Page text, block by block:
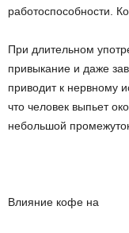
работоспособности.
При длительном
привыкание и даже
приводит к нервному
что человек выпьет
небольшой
Влияние кофе на